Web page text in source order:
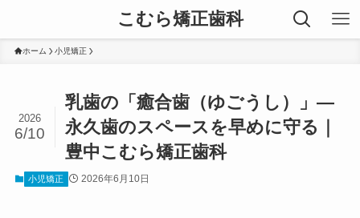
こむら矯正歯科
ホーム 小児矯正
乳歯の「癒合歯（ゆごうし）」―
永久歯のスペースを早めに守る｜
豊中こむら矯正歯科
2026
6/10
小児矯正 2026年6月10日